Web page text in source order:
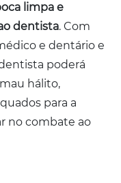
limpa e
dentista. Com
e dentário e
poderá
hálito,
para a
no combate ao